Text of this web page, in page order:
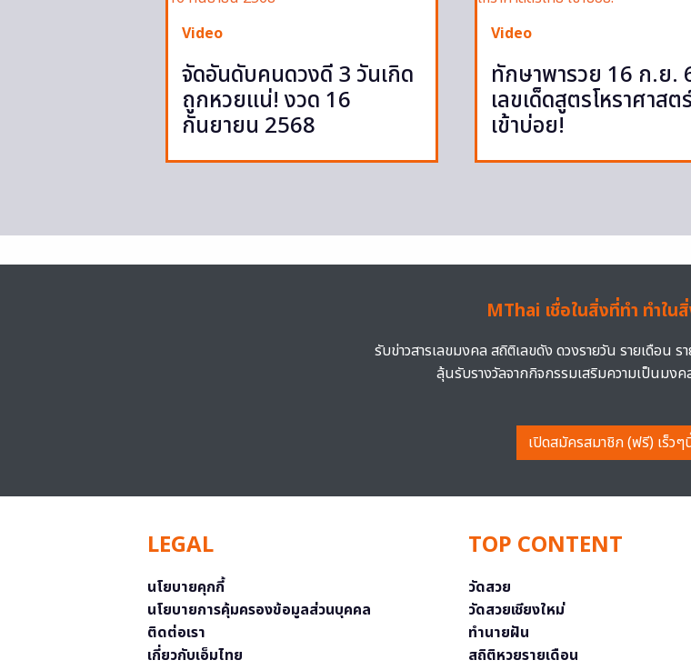
Video
จัดอันดับคนดวงดี 3 วันเกิด
ถูกหวยแน่! งวด 16
กันยายน 2568
Video
ทักษาพารวย 16 ก.ย.
เลขเด็ดสูตรโหราศาสต
เข้าบ่อย!
MThai เชื่อในสิ่งที่ทำ ทำใน
รับข่าวสารเลขมงคล สถิติเลขดัง ดวงรายวัน รายเดือน
ลุ้นรับรางวัลจากกิจกรรมเสริมความเป็นมงค
เปิดสมัครสมาชิก (ฟรี) เร็วๆ
LEGAL
นโยบายคุกกี้
นโยบายการคุ้มครองข้อมูลส่วนบุคคล
ติดต่อเรา
เกี่ยวกับเอ็มไทย
TOP CONTENT
วัดสวย
วัดสวยเชียงใหม่
ทำนายฝัน
สถิติหวยรายเดือน